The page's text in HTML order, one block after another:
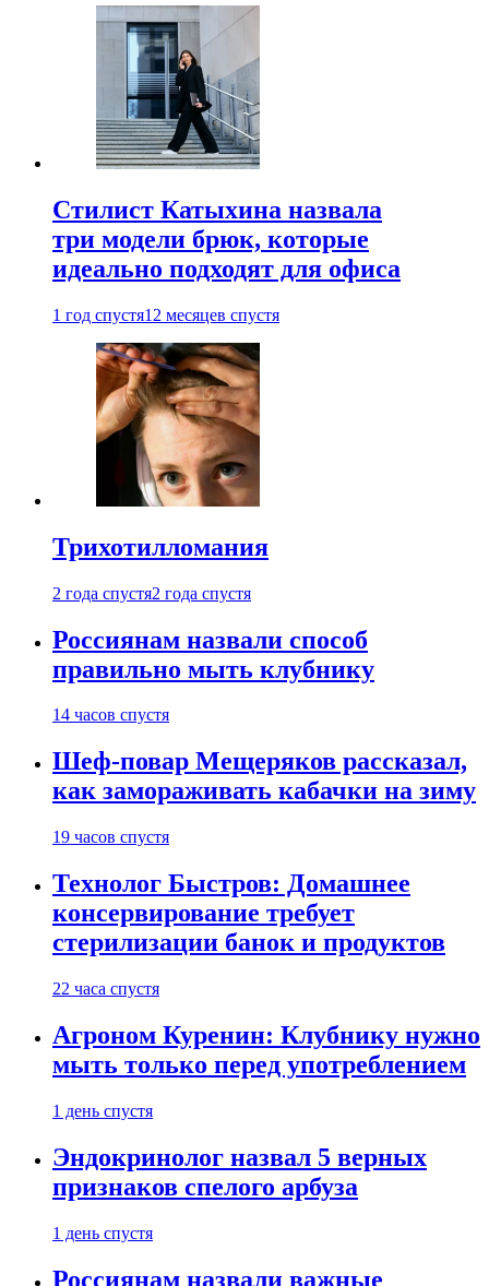
Стилист Катыхина назвала
три модели брюк, которые
идеально подходят для офиса
1 год спустя12 месяцев спустя
Трихотилломания
2 года спустя2 года спустя
Россиянам назвали способ
правильно мыть клубнику
14 часов спустя
Шеф-повар Мещеряков рассказал,
как замораживать кабачки на зиму
19 часов спустя
Технолог Быстров: Домашнее
консервирование требует
стерилизации банок и продуктов
22 часа спустя
Агроном Куренин: Клубнику нужно
мыть только перед употреблением
1 день спустя
Эндокринолог назвал 5 верных
признаков спелого арбуза
1 день спустя
Россиянам назвали важные